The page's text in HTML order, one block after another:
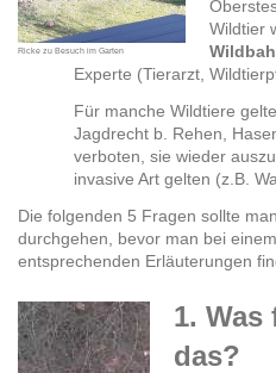
Ricke zu Besuch im Garten
Wildtier
Experte (Tierarzt,
Für manche Wildtiere
Jagdrecht b. Rehen,
verboten, sie wieder
invasive Art gelten (z.B.
Die folgenden 5 Fragen sollte
durchgehen, bevor man bei
entsprechenden Erläuterungen
1.
das?